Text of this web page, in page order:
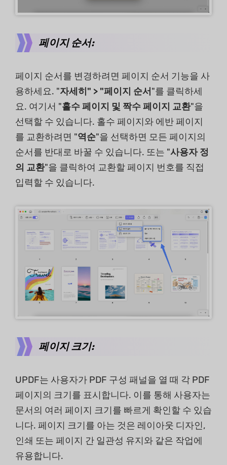
페이지 순서:
페이지 순서를 변경하려면 페이지 순서 기능을 사
용하세요. "자세히" > "페이지 순서 "를 클릭하세
요. 여기서 "홀수 페이지 및 짝수 페이지 교환"을
선택할 수 있습니다. 홀수 페이지와 에반 페이지
를 교환하려면 "역순"을 선택하면 모든 페이지의
순서를 반대로 바꿀 수 있습니다. 또는 "사용자 정
의 교환"을 클릭하여 교환할 페이지 번호를 직접
입력할 수 있습니다.
페이지 크기:
UPDF는 사용자가 PDF 구성 패널을 열 때 각 PDF
페이지의 크기를 표시합니다. 이를 통해 사용자는
문서의 여러 페이지 크기를 빠르게 확인할 수 있습
니다. 페이지 크기를 아는 것은 레이아웃 디자인,
인쇄 또는 페이지 간 일관성 유지와 같은 작업에
유용합니다.